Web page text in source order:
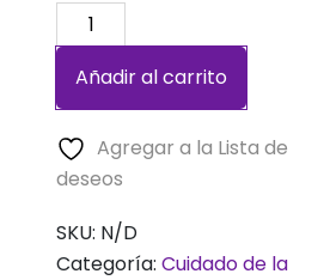
Repelente
de
Insectos
cantidad
Añadir al carrito
Agregar a la Lista de
deseos
SKU: N/D
Categoría: Cuidado de la